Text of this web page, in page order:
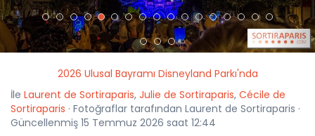
2026 Ulusal Bayramı Disneyland Parkı'nda
İle Laurent de Sortiraparis, Julie de Sortiraparis, Cécile de
Sortiraparis · Fotoğraflar tarafından Laurent de Sortiraparis ·
Güncellenmiş 15 Temmuz 2026 saat 12:44